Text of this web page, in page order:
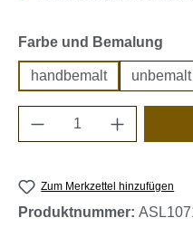
Farbe und Bemalung
handbemalt
Produkt Anzahl:
Zum Merkzettel hinzufügen
Produktnummer: